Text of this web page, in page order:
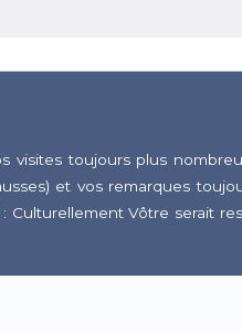
visites toujours plus
et vos remarques
: Culturellement Vôtre serait